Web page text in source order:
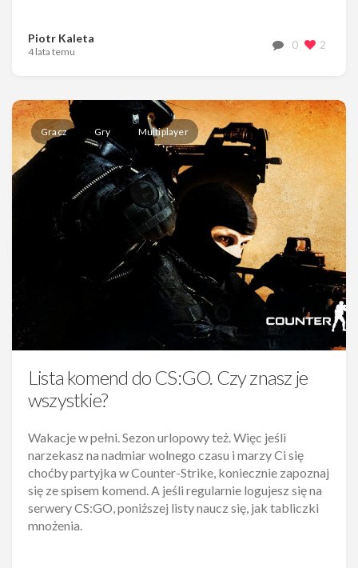
Piotr Kaleta
4 lata temu
0 2
Gracz Gry Multiplayer
Lista komend do CS:GO. Czy znasz je
wszystkie?
Wakacje w pełni. Sezon urlopowy też. Więc jeśli
narzekasz na nadmiar wolnego czasu i marzy Ci się
choćby partyjka w Counter-Strike, koniecznie zapoznaj
się ze spisem komend. A jeśli regularnie logujesz się na
serwery CS:GO, poniższej listy naucz się, jak tabliczki
mnożenia.